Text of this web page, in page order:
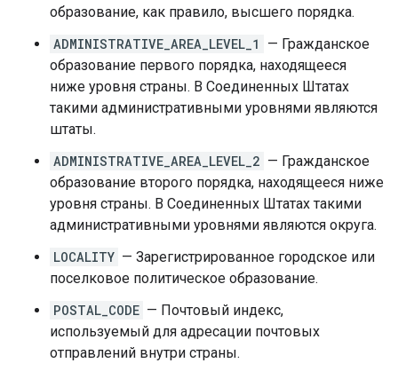
образование, как правило, высшего порядка.
ADMINISTRATIVE_AREA_LEVEL_1
— Гражданское
образование первого порядка, находящееся
ниже уровня страны. В Соединенных Штатах
такими административными уровнями являются
штаты.
ADMINISTRATIVE_AREA_LEVEL_2 — Гражданское
образование второго порядка, находящееся ниже
уровня страны. В Соединенных Штатах такими
административными уровнями являются округа.
LOCALITY — Зарегистрированное городское или
поселковое политическое образование.
POSTAL_CODE — Почтовый индекс,
используемый для адресации почтовых
отправлений внутри страны.